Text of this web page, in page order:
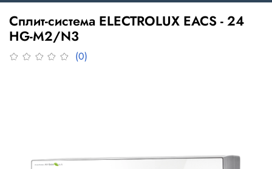
Сплит-система ELECTROLUX EACS - 24
HG-M2/N3
(0)